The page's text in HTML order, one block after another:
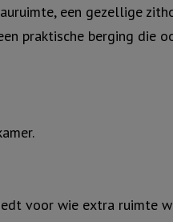
een gezellige
praktische berging die
voor wie extra ruimte